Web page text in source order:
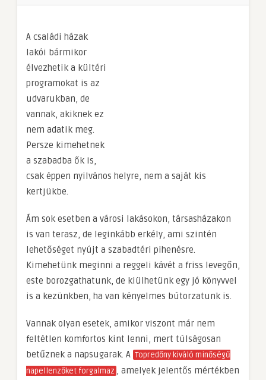
A családi házak
lakói bármikor
élvezhetik a kültéri
programokat is az
udvarukban, de
vannak, akiknek ez
nem adatik meg.
Persze kimehetnek
a szabadba ők is,
csak éppen nyilvános helyre, nem a saját kis
kertjükbe.
Ám sok esetben a városi lakásokon, társasházakon
is van terasz, de leginkább erkély, ami szintén
lehetőséget nyújt a szabadtéri pihenésre.
Kimehetünk meginni a reggeli kávét a friss levegőn,
este borozgathatunk, de kiülhetünk egy jó könyvvel
is a kezünkben, ha van kényelmes bútorzatunk is.
Vannak olyan esetek, amikor viszont már nem
feltétlen komfortos kint lenni, mert túlságosan
betűznek a napsugarak. A Topredőny kiváló minőségű
napellenzőket forgalmaz , amelyek jelentős mértékben